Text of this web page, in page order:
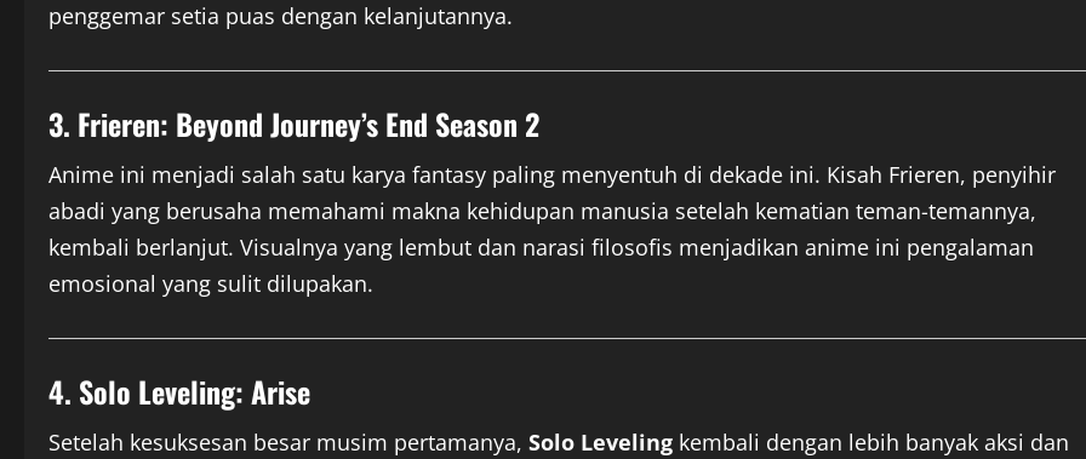
penggemar setia puas dengan kelanjutannya.
3. Frieren: Beyond Journey’s End Season 2
Anime ini menjadi salah satu karya fantasy paling menyentuh di dekade ini. Kisah Frieren, penyihir
abadi yang berusaha memahami makna kehidupan manusia setelah kematian teman-temannya,
kembali berlanjut. Visualnya yang lembut dan narasi filosofis menjadikan anime ini pengalaman
emosional yang sulit dilupakan.
4. Solo Leveling: Arise
Setelah kesuksesan besar musim pertamanya, Solo Leveling kembali dengan lebih banyak aksi dan